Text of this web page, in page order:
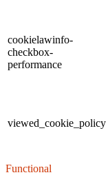
cookielawinfo-
checkbox-
performance
viewed_cookie_policy
Functional